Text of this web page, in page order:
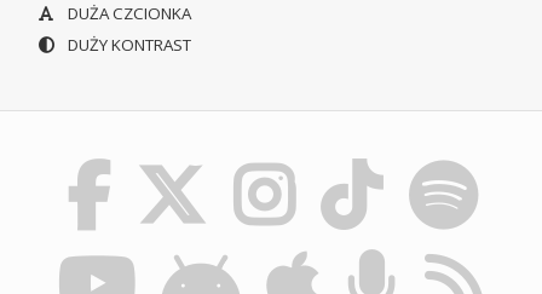
DUŻA CZCIONKA
DUŻY KONTRAST